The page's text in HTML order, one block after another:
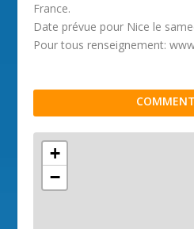
France.
Date prévue pour Nice le
Pour tous renseignement:
+
−